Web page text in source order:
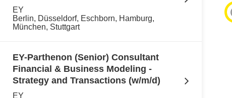
EY
Berlin, Düsseldorf, Eschborn, Hamburg,
München, Stuttgart
EY-Parthenon (Senior) Consultant
Financial & Business Modeling -
Strategy and Transactions (w/m/d)
EY